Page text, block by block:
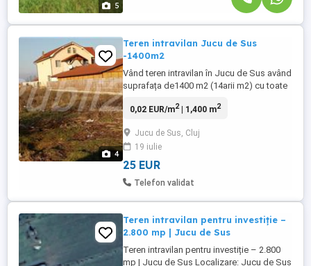
5
4
Teren intravilan Jucu de Sus
-1400m2
Vând teren intravilan în Jucu de Sus având
suprafața de1400 m2 (14arii m2) cu toate
pe rât). Front la stradă latime 7m.si
cartier de case. Zonă linistită la 20 km de
Cluj-Napoca. Drum asfaltat si iluminat
public. Acte ...
0,02 EUR/m2| 1,400 m2
Jucu de Sus, Cluj
19 iulie
25 EUR
Telefon validat
Teren intravilan pentru investiție –
2.800 mp | Jucu de Sus
Teren intravilan pentru investiție – 2.800
mp | Jucu de Sus Localizare: Jucu de Sus